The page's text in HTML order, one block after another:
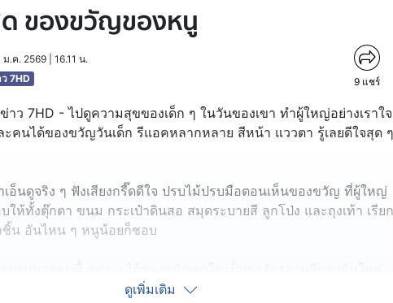
ของขวัญของหนู
.ค. 2569 | 16.11 น.
7HD
9 แชร์
ข่าว 7HD - ไปดูความสุขของเด็ก ๆ ในวันของเขา ทำผู้ใหญ่อย่างเราใจ
ะคนได้ของขวัญวันเด็ก รีแอคหลากหลาย สีหน้า แววตา รู้เลยดีใจสุด ๆ
เอ็นดูจริง ๆ ฟังเสียงกรี๊ดดีใจ ปรบไม้ปรบมือตอนเห็นของขวัญ ที่ผู้ใหญ่
ให้ทั้งตุ๊กตา ขนม กระเป๋าดินสอ สมุดระบายสี ลูกโป่ง และถุงเท้า เรียก
ชิ้น อันไหน ๆ หนูน้อยก็ชอบ
ขั้น จะขี่จักรยานกลับบ้านลูกเดียว
ดูเพิ่มเติม